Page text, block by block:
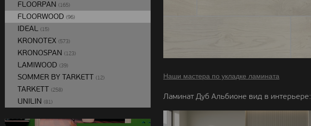
Наши мастера по укладке ламината
Ламинат Дуб Альбионе вид в интерьере:
FLOORPAN (165)
FLOORWOOD (96)
IDEAL (15)
KRONOTEX (573)
KRONOSPAN (123)
LAMIWOOD (39)
SOMMER BY TARKETT (12)
TARKETT (258)
UNILIN (81)